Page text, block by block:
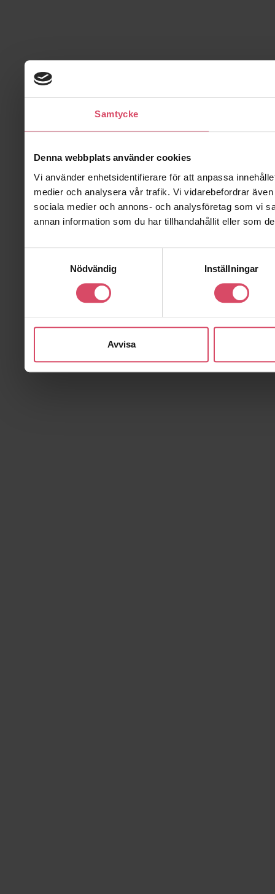
Samtycke
Denna webbplats använder cookies
Vi använder enhetsidentifierare för att anpassa
medier och analysera vår trafik. Vi vidarebefordrar
sociala medier och annons- och analysföretag som vi
annan information som du har tillhandahållit eller som
Nödvändig
Inställningar
Avvisa